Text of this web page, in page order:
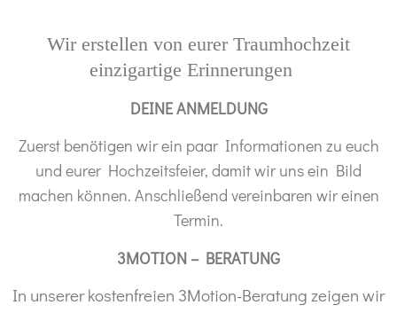
Wir erstellen von eurer Traumhochzeit
einzigartige Erinnerungen
DEINE ANMELDUNG
Zuerst benötigen wir ein paar Informationen zu euch
und eurer Hochzeitsfeier, damit wir uns ein Bild
machen können. Anschließend vereinbaren wir einen
Termin.
3MOTION – BERATUNG
In unserer kostenfreien 3Motion-Beratung zeigen wir